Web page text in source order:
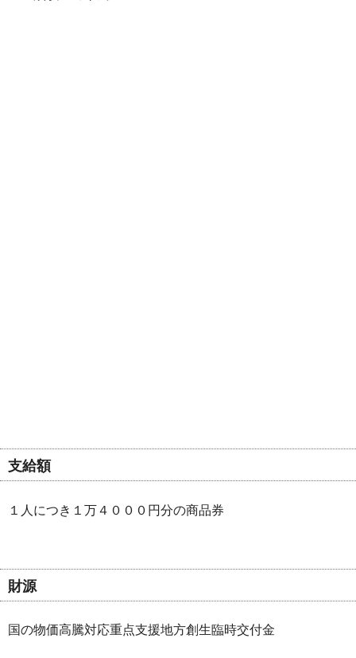
支給額
１人につき１万４０００円分の商品券
財源
国の物価高騰対応重点支援地方創生臨時交付金